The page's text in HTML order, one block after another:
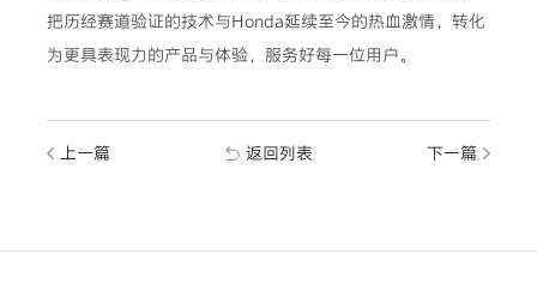
把历经赛道验证的技术与Honda延续至今的热血激情，转化
为更具表现力的产品与体验，服务好每一位用户。
上一篇 返回列表 下一篇